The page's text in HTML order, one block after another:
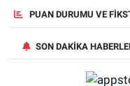
PUAN DURUMU VE
SON DAKIKA